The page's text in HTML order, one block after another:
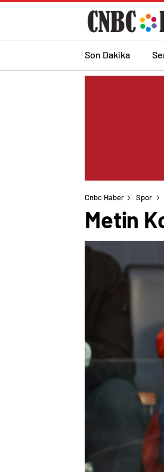
Son Dakika
Cnbc Haber Spor
Metin